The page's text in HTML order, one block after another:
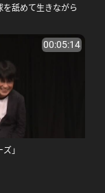
を舐めて生きながら
00:05:14
」